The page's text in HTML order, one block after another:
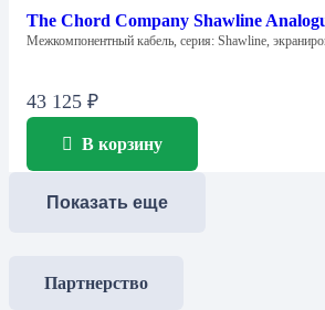
The Chord Company Shawline
Межкомпонентный кабель, серия: Shawline,
43 125 ₽
В корзину
Показать еще
Партнерство